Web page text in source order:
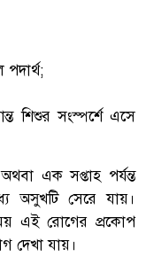
শিশুর সংস্পর্শে এসে
এক সপ্তাহ পর্যন্ত
অসুখটি সেরে যায়।
এই রোগের প্রকোপ
দেখা যায়।